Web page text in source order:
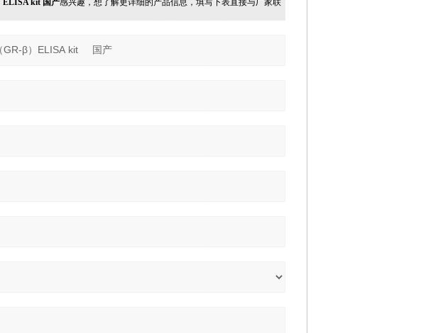
ELISA kit 国产感兴趣，想了解更详细的产品信息，填写下表直接与厂家联